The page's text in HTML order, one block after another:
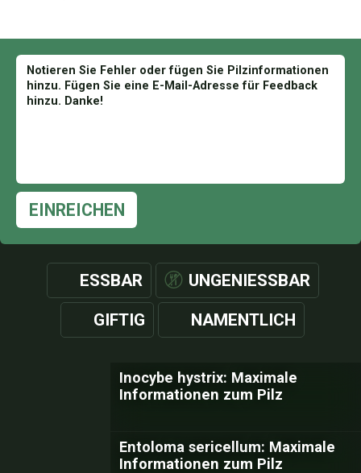
EINREICHEN
ESSBAR UNGENIESSBAR
GIFTIG NAMENTLICH
Inocybe hystrix: Maximale
Informationen zum Pilz
Entoloma sericellum: Maximale
Informationen zum Pilz